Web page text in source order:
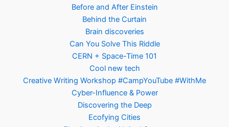
Before and After Einstein
Behind the Curtain
Brain discoveries
Can You Solve This Riddle
CERN + Space-Time 101
Cool new tech
Creative Writing Workshop #CampYouTube #WithMe
Cyber-Influence & Power
Discovering the Deep
Ecofying Cities